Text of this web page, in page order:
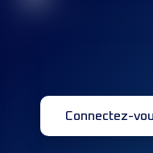
Connectez-